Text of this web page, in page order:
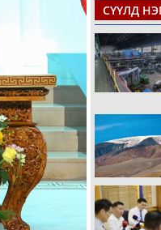
СҮҮЛД